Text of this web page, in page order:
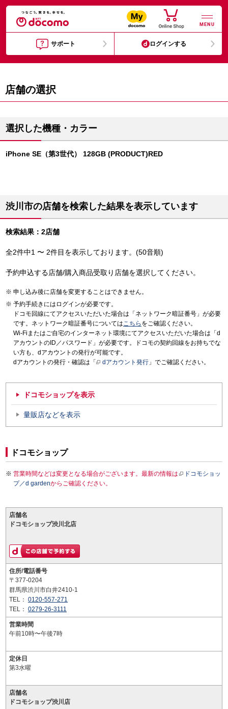
MENU
サポート ログインする
店舗の選択
選択した機種・カラー
iPhone SE（第3世代） 128GB (PRODUCT)RED
渋川市の店舗を検索した結果を表示しています
検索結果：2店舗
全2件中1 〜 2件目を表示しております。(50音順)
予約申込する店舗/購入商品受取り店舗を選択してください。
申し込み後に店舗を変更することはできません。
予約手続きにはログインが必要です。
ドコモ回線にてアクセスいただいた場合は「ネットワーク暗証番号」が必要
です。ネットワーク暗証番号についてはこちら をご確認ください。
Wi-Fiまたはご自宅のインターネット環境にてアクセスいただいた場合は「d
アカウントのID／パスワード」が必要です。ドコモの契約回線をお持ちでな
い方も、dアカウントの発行が可能です。
dアカウントの発行・確認は「
dアカウント発行 」でご確認ください。
ドコモショップを表示
量販店などを表示
ドコモショップ
営業時間などは変更となる場合がございます。最新の情報は
ドコモショッ
プ／d gardenからご確認ください。
店舗名
ドコモショップ渋川北店
住所/電話番号
〒377-0204
群馬県渋川市白井2410-1
TEL： 0120-557-271
TEL： 0279-26-3111
営業時間
午前10時〜午後7時
定休日
第3水曜
店舗名
ドコモショップ渋川店